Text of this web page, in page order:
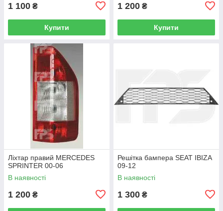
1 100 ₴
Купити
1 200 ₴
Купити
Ліхтар правий MERCEDES
SPRINTER 00-06
В наявності
1 200 ₴
Решітка бампера SEAT IBIZA
09-12
В наявності
1 300 ₴